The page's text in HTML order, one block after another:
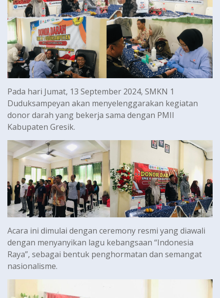
Pada hari Jumat, 13 September 2024, SMKN 1
Duduksampeyan akan menyelenggarakan kegiatan
donor darah yang bekerja sama dengan PMII
Kabupaten Gresik.
Acara ini dimulai dengan ceremony resmi yang diawali
dengan menyanyikan lagu kebangsaan “Indonesia
Raya”, sebagai bentuk penghormatan dan semangat
nasionalisme.